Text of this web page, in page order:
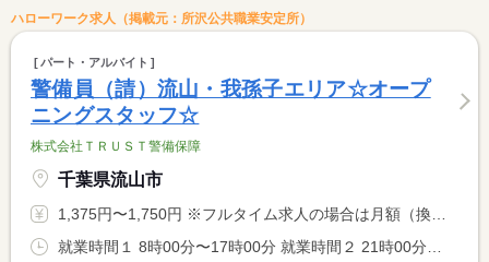
ハローワーク求人（掲載元：所沢公共職業安定所）
パート・アルバイト
警備員（請）流山・我孫子エリア☆オープ
ニングスタッフ☆
株式会社ＴＲＵＳＴ警備保障
千葉県流山市
1,375円〜1,750円 ※フルタイム求人の場合は月額（換算額）、パート求人の場合は時間額を表示しています。